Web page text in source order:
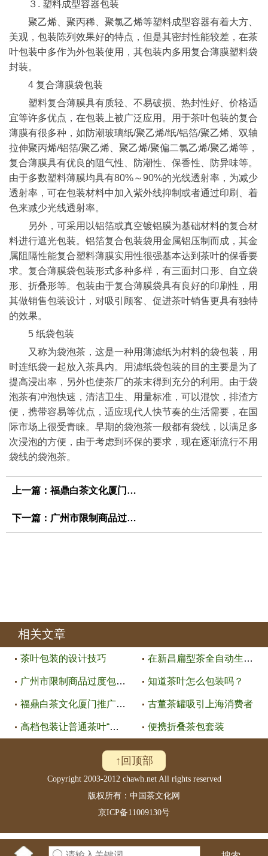
３. 塑料成型容器包装
聚乙烯、聚丙稀、聚氯乙烯等塑料成型容器有着大方、
美观，包装陈列效果好的特点，但是其密封性能较差，在茶
叶包装中多作为外包装使用，其包装内多用复合薄膜塑料袋
封装。
4 复合薄膜袋包装
塑料复合薄膜具有质轻、不易破损、热封性好、价格适
宜等许多优点，在包装上被广泛应用。用于茶叶包装的复合
薄膜有很多种，如防潮玻璃纸/聚乙烯/纸/铝箔/聚乙烯、双轴
拉伸聚丙烯/铝箔/聚乙烯、聚乙烯/聚偏二氯乙烯/聚乙烯等，
复合薄膜具有优良的阻气性、防潮性、保香性、防异味等。
由于多数塑料薄膜均具有80%～90%的光线透射率，为减少
透射率，可在包装材料中加入紫外线抑制或者通过印刷、着
色来减少光线透射率。
另外，可采用以铝箔或真空镀铝膜为基础材料的复合材
料进行遮光包装。铝箔复合包装袋用金属铝压制而成，其金
属阻隔性能复合塑料薄膜实用性很强基本达到茶叶的保香要
求。复合薄膜袋包装形式多种多样，有三面封口形、自立袋
形、折叠形等。包装由于复合薄膜袋具有良好的印刷性，用
其做销售包装设计，对吸引顾客、促进茶叶销售更具有独特
的效果。
5 纸袋包装
又称为袋泡茶，这是一种用薄滤纸为村料的袋包装，用
时连纸袋一起放入茶具内。用滤纸袋包装的目的主要是为了
提高浸出率，另外也使茶厂的茶末得到充分的利用。由于袋
泡茶有冲泡快速，清洁卫生、用量标准，可以混饮，排渣方
便，携带容易等优点，适应现代人快节奏的生活需要，在国
际市场上很受青睐。早期的袋泡茶一般都有袋线，以满足多
次浸泡的方便，由于考虑到环保的要求，现在逐渐流行不用
袋线的袋泡茶。
上一篇：福鼎白茶文化厦门推广中心正式挂牌成立
下一篇： 广州市限制商品过度包装管理暂行办法
相关文章
茶叶包装的设计技巧 在新昌扁型茶全自动生产线研制成
广州市限制商品过度包装管理暂行 知道茶叶怎么包装吗？
福鼎白茶文化厦门推广中心正式挂 古董茶罐吸引上海消费者
高档包装让普通茶叶“丑小鸭变白 便携折叠茶包套装
↑回顶部
Copyright 2003-2012 chawh.net All rights reserved
版权所有：中国茶文化网
京ICP备11009130号